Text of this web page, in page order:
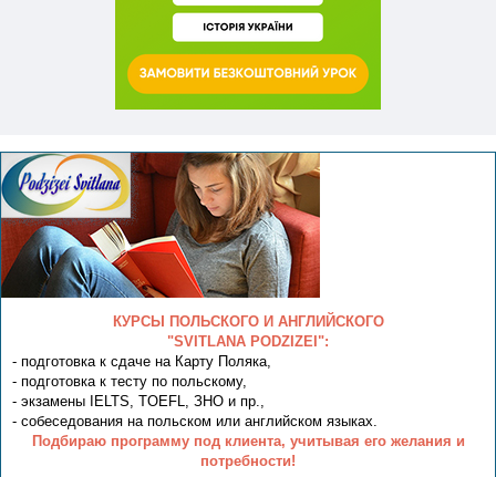
КУРСЫ ПОЛЬСКОГО И АНГЛИЙСКОГО
"SVITLANA PODZIZEI":
- подготовка к сдаче на Карту Поляка,
- подготовка к тесту по польскому,
- экзамены IELTS, TOEFL, ЗНО и пр.,
- собеседования на польском или английском языках.
Подбираю программу под клиента, учитывая его желания и
потребности!